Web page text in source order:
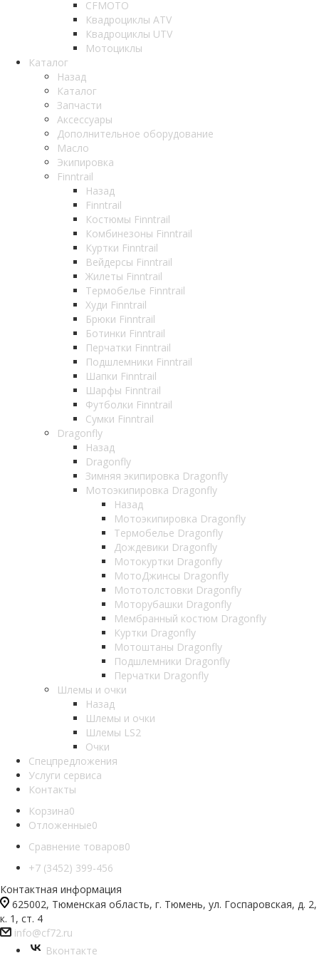
CFMOTO
Квадроциклы ATV
Квадроциклы UTV
Мотоциклы
Каталог
Назад
Каталог
Запчасти
Аксессуары
Дополнительное оборудование
Масло
Экипировка
Finntrail
Назад
Finntrail
Костюмы Finntrail
Комбинезоны Finntrail
Куртки Finntrail
Вейдерсы Finntrail
Жилеты Finntrail
Термобелье Finntrail
Худи Finntrail
Брюки Finntrail
Ботинки Finntrail
Перчатки Finntrail
Подшлемники Finntrail
Шапки Finntrail
Шарфы Finntrail
Футболки Finntrail
Сумки Finntrail
Dragonfly
Назад
Dragonfly
Зимняя экипировка Dragonfly
Мотоэкипировка Dragonfly
Назад
Мотоэкипировка Dragonfly
Термобелье Dragonfly
Дождевики Dragonfly
Мотокуртки Dragonfly
МотоДжинсы Dragonfly
Мототолстовки Dragonfly
Моторубашки Dragonfly
Мембранный костюм Dragonfly
Куртки Dragonfly
Мотоштаны Dragonfly
Подшлемники Dragonfly
Перчатки Dragonfly
Шлемы и очки
Назад
Шлемы и очки
Шлемы LS2
Очки
Спецпредложения
Услуги сервиса
Контакты
Корзина0
Отложенные0
Сравнение товаров0
+7 (3452) 399-456
Контактная информация
625002, Тюменская область, г. Тюмень, ул. Госпаровская, д. 2,
к. 1, ст. 4
info@cf72.ru
Вконтакте